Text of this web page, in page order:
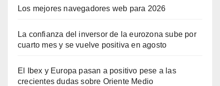
Los mejores navegadores web para 2026
La confianza del inversor de la eurozona sube por
cuarto mes y se vuelve positiva en agosto
El Ibex y Europa pasan a positivo pese a las
crecientes dudas sobre Oriente Medio